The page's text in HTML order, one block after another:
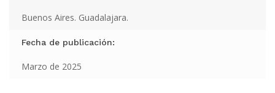
Buenos Aires. Guadalajara.
Fecha de publicación:
Marzo de 2025